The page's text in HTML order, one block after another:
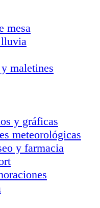
mesa
maletines
y gráficas
meteorológicas
y farmacia